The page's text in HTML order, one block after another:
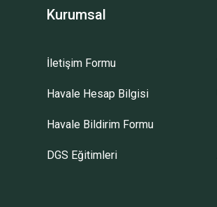
Kurumsal
İletişim Formu
Havale Hesap Bilgisi
Havale Bildirim Formu
DGS Eğitimleri